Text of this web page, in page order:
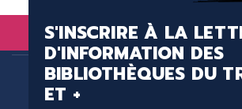
S'INSCRIRE À LA
D'INFORMATION DES
BIBLIOTHÈQUES DU
ET +